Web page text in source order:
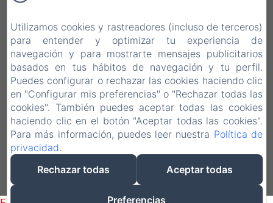
Via John F. Kennedy, 16, 93100 Caltanissetta
CL, Caltanissetta CL, 93100, Italia
qalataparthotel@gmail.com
+39 3936846279
+39 328-6590308 | +39 0934-21734
Desarrollado con Amenitiz
Utilizamos cookies y rastreadores (incluso de terceros)
para entender y optimizar tu experiencia de
navegación y para mostrarte mensajes publicitarios
basados en tus hábitos de navegación y tu perfil.
Puedes configurar o rechazar las cookies haciendo clic
en "Configurar mis preferencias" o "Rechazar todas las
cookies". También puedes aceptar todas las cookies
haciendo clic en el botón "Aceptar todas las cookies".
Para más información, puedes leer nuestra Política de
privacidad.
Rechazar todas
Aceptar todas
Preferencias